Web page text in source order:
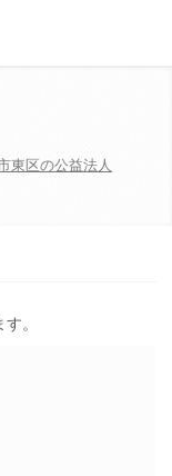
東区の公益法人
。